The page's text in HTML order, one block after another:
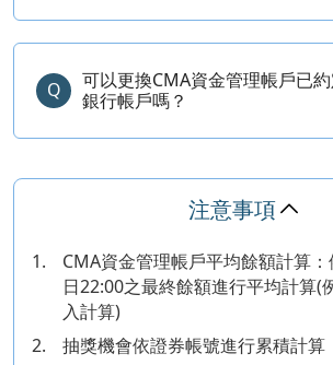
Q
可以更換CMA資金管理帳戶已
銀行帳戶嗎？
注意事項
1.
CMA資金管理帳戶平均餘額計算
日22:00之最終餘額進行平均計算(
入計算)
2.
抽獎機會依證券帳號進行累積計算